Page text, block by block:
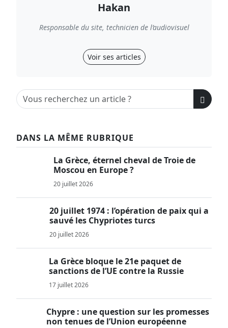
Hakan
Responsable du site, technicien de l’audiovisuel
Voir ses articles
DANS LA MÊME RUBRIQUE
La Grèce, éternel cheval de Troie de
Moscou en Europe ?
20 juillet 2026
20 juillet 1974 : l’opération de paix qui a
sauvé les Chypriotes turcs
20 juillet 2026
La Grèce bloque le 21e paquet de
sanctions de l’UE contre la Russie
17 juillet 2026
Chypre : une question sur les promesses
non tenues de l’Union européenne